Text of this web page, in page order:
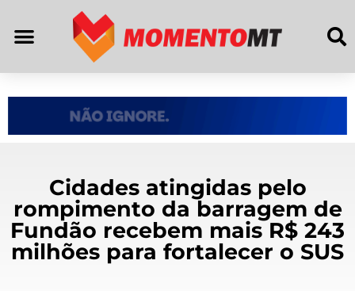
Cidades atingidas pelo
rompimento da barragem de
Fundão recebem mais R$ 243
milhões para fortalecer o SUS